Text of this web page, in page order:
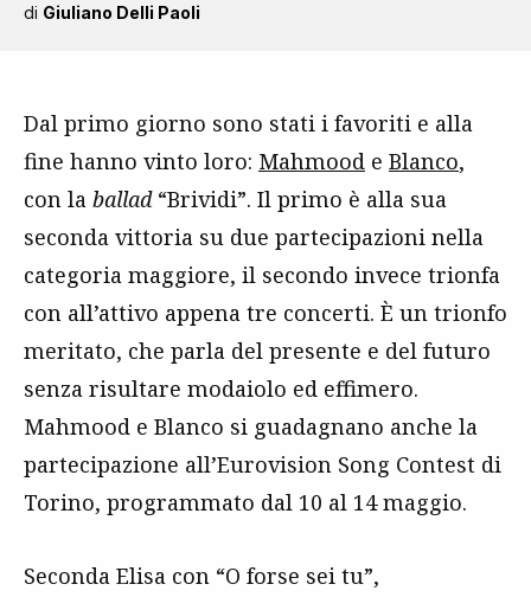
di Giuliano Delli Paoli
Dal primo giorno sono stati i favoriti e alla
fine hanno vinto loro: Mahmood e Blanco,
con la ballad“Brividi”. Il primo è alla sua
seconda vittoria su due partecipazioni nella
categoria maggiore, il secondo invece trionfa
con all’attivo appena tre concerti. È un trionfo
meritato, che parla del presente e del futuro
senza risultare modaiolo ed effimero.
Mahmood e Blanco si guadagnano anche la
partecipazione all’Eurovision Song Contest di
Torino, programmato dal 10 al 14 maggio.
Seconda Elisa con “O forse sei tu”,